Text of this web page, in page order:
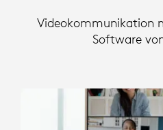
Videokommunikation
Software